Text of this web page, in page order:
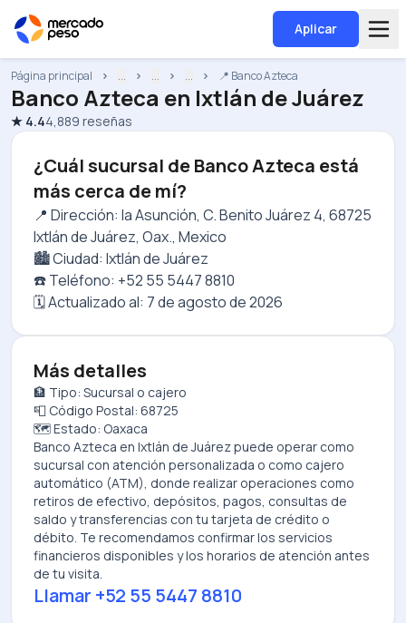
Aplicar
Página principal ... ... ... 📍 Banco Azteca
Banco Azteca en Ixtlán de Juárez
★ 4.44,889 reseñas
¿Cuál sucursal de Banco Azteca está
más cerca de mí?
📍 Dirección: la Asunción, C. Benito Juárez 4, 68725
Ixtlán de Juárez, Oax., Mexico
🏙️ Ciudad: Ixtlán de Juárez
☎️ Teléfono: +52 55 5447 8810
🗓️ Actualizado al: 7 de agosto de 2026
Más detalles
🏦 Tipo: Sucursal o cajero
📮 Código Postal: 68725
🗺️ Estado: Oaxaca
Banco Azteca en Ixtlán de Juárezpuede operar como
sucursal con atención personalizada o como cajero
automático (ATM), donde realizar operaciones como
retiros de efectivo, depósitos, pagos, consultas de
saldo y transferencias con tu tarjeta de crédito o
débito. Te recomendamos confirmar los servicios
financieros disponibles y los horarios de atención antes
de tu visita.
Llamar +52 55 5447 8810